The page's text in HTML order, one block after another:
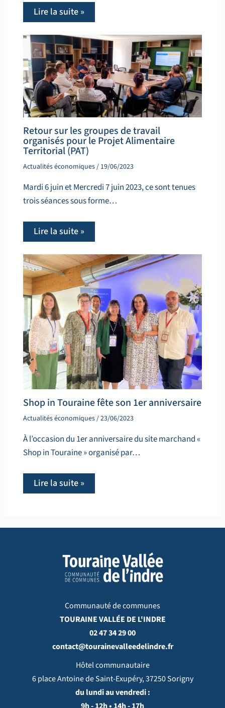
Lire la suite »
Retour sur les groupes de travail
organisés pour le Projet Alimentaire
Territorial (PAT)
Actualités économiques/ 19/06/2023
Mardi 6 juin et Mercredi 7 juin 2023, ce sont tenues
trois séances sous forme…
Lire la suite »
Shop in Touraine fête son 1er anniversaire
Actualités économiques/23/06/2023
À l’occasion du 1er anniversaire du site marchand «
Shop in Touraine » organisé par…
Lire la suite »
Communauté de communes
TOURAINE VALLÉE DE L'INDRE
02 47 34 29 00
contact@tourainevalleedelindre.fr
Hôtel communautaire
6 place Antoine de Saint-Exupéry, 37250 Sorigny
du lundi au vendredi :